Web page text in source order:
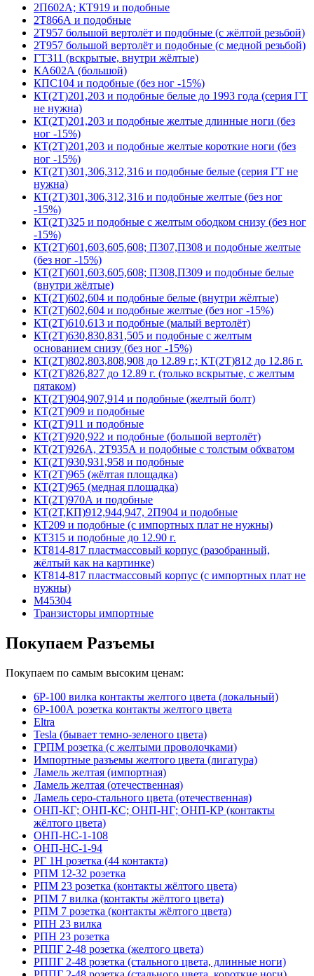
2П602А; КТ919 и подобные
2Т866А и подобные
2Т957 большой вертолёт и подобные (с жёлтой резьбой)
2Т957 большой вертолёт и подобные (с медной резьбой)
ГТ311 (вскрытые, внутри жёлтые)
КА602А (большой)
КПС104 и подобные (без ног -15%)
КТ(2Т)201,203 и подобные белые до 1993 года (серия ГТ
не нужна)
КТ(2Т)201,203 и подобные желтые длинные ноги (без
ног -15%)
КТ(2Т)201,203 и подобные желтые короткие ноги (без
ног -15%)
КТ(2Т)301,306,312,316 и подобные белые (серия ГТ не
нужна)
КТ(2Т)301,306,312,316 и подобные желтые (без ног
-15%)
КТ(2Т)325 и подобные с желтым ободком снизу (без ног
-15%)
КТ(2Т)601,603,605,608; П307,П308 и подобные желтые
(без ног -15%)
КТ(2Т)601,603,605,608; П308,П309 и подобные белые
(внутри жёлтые)
КТ(2Т)602,604 и подобные белые (внутри жёлтые)
КТ(2Т)602,604 и подобные желтые (без ног -15%)
КТ(2Т)610,613 и подобные (малый вертолёт)
КТ(2Т)630,830,831,505 и подобные с желтым
основанием снизу (без ног -15%)
КТ(2Т)802,803,808,908 до 12.89 г.; КТ(2Т)812 до 12.86 г.
КТ(2Т)826,827 до 12.89 г. (только вскрытые, с желтым
пятаком)
КТ(2Т)904,907,914 и подобные (желтый болт)
КТ(2Т)909 и подобные
КТ(2Т)911 и подобные
КТ(2Т)920,922 и подобные (большой вертолёт)
КТ(2Т)926А, 2Т935А и подобные с толстым обхватом
КТ(2Т)930,931,958 и подобные
КТ(2Т)965 (жёлтая площадка)
КТ(2Т)965 (медная площадка)
КТ(2Т)970А и подобные
КТ(2Т,КП)912,944,947, 2П904 и подобные
КТ209 и подобные (с импортных плат не нужны)
КТ315 и подобные до 12.90 г.
КТ814-817 пластмассовый корпус (разобранный,
жёлтый как на картинке)
КТ814-817 пластмассовый корпус (с импортных плат не
нужны)
М45304
Транзисторы импортные
Покупаем Разъемы
Покупаем по самым высоким ценам:
6Р-100 вилка контакты желтого цвета (локальный)
6Р-100А розетка контакты желтого цвета
Eltra
Tesla (бывает темно-зеленого цвета)
ГРПМ розетка (с желтыми проволочками)
Импортные разъемы желтого цвета (лигатура)
Ламель желтая (импортная)
Ламель желтая (отечественная)
Ламель серо-стального цвета (отечественная)
ОНП-КГ; ОНП-КС; ОНП-НГ; ОНП-КР (контакты
жёлтого цвета)
ОНП-НС-1-108
ОНП-НС-1-94
РГ 1Н розетка (44 контакта)
РПМ 12-32 розетка
РПМ 23 розетка (контакты жёлтого цвета)
РПМ 7 вилка (контакты жёлтого цвета)
РПМ 7 розетка (контакты жёлтого цвета)
РПН 23 вилка
РПН 23 розетка
РППГ 2-48 розетка (желтого цвета)
РППГ 2-48 розетка (стального цвета, длинные ноги)